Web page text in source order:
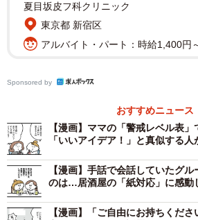
夏目坂皮フ科クリニック
東京都 新宿区
アルバイト・パート：時給1,400円
Sponsored by
おすすめニュース
【漫画】ママの「警戒レベル表
「いいアイデア！」と真似する
【漫画】手話で会話していたグ
のは…居酒屋の「紙対応」に感動
【漫画】「ご自由にお持ちくだ